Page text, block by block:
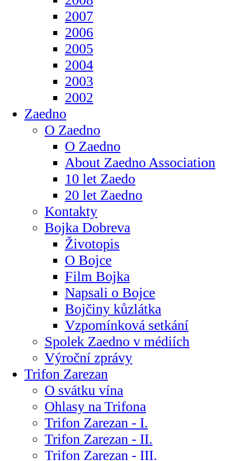
2007
2006
2005
2004
2003
2002
Zaedno
O Zaedno
O Zaedno
About Zaedno Association
10 let Zaedo
20 let Zaedno
Kontakty
Bojka Dobreva
Životopis
O Bojce
Film Bojka
Napsali o Bojce
Bojčiny kůzlátka
Vzpomínková setkání
Spolek Zaedno v médiích
Výroční zprávy
Trifon Zarezan
O svátku vína
Ohlasy na Trifona
Trifon Zarezan - I.
Trifon Zarezan - II.
Trifon Zarezan - III.